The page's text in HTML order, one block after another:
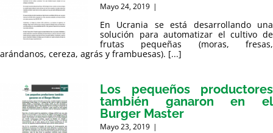
Mayo 24, 2019 |
En Ucrania se está desarrollando una
solución para automatizar el cultivo de
frutas pequeñas (moras, fresas,
arándanos, cereza, agrás y frambuesas). [...]
Los pequeños productores
también ganaron en el
Burger Master
Mayo 23, 2019 |